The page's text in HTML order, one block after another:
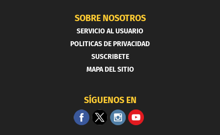
SOBRE NOSOTROS
SERVICIO AL USUARIO
POLITICAS DE PRIVACIDAD
SUSCRIBETE
MAPA DEL SITIO
SÍGUENOS EN